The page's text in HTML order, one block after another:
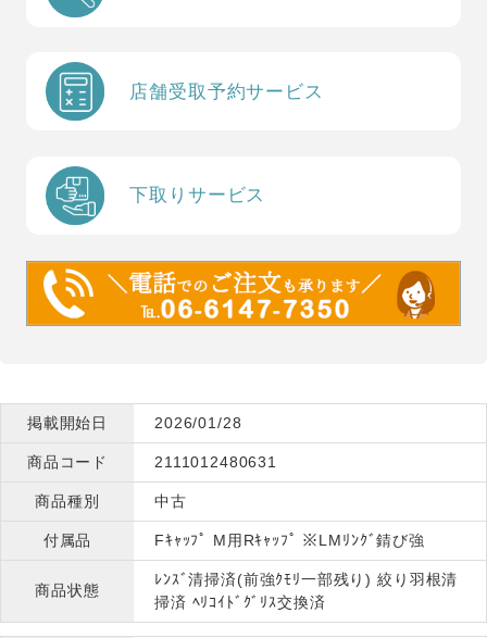
店舗受取予約サービス
下取りサービス
掲載開始日 2026/01/28
商品コード 2111012480631
商品種別 中古
付属品 Fｷｬｯﾌﾟ M用Rｷｬｯﾌﾟ ※LMﾘﾝｸﾞ錆び強
商品状態
ﾚﾝｽﾞ清掃済(前強ｸﾓﾘ一部残り) 絞り羽根清
掃済 ﾍﾘｺｲﾄﾞｸﾞﾘｽ交換済